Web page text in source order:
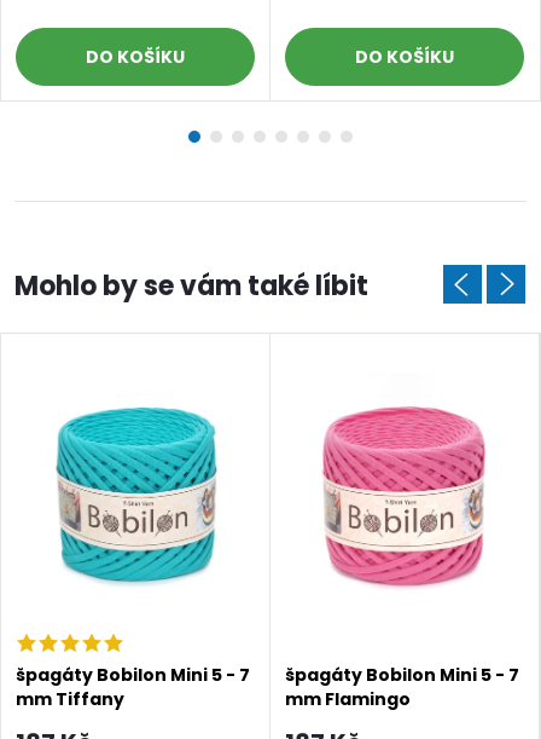
DO KOŠÍKU DO KOŠÍKU
špagáty Bobilon Mini 5 - 7
mm Tiffany
špagáty Bobilon Mini 5 - 7
mm Flamingo